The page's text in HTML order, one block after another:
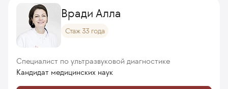
Вради Алла
Стаж 33 года
Специалист по ультразвуковой диагностике
Кандидат медицинских наук